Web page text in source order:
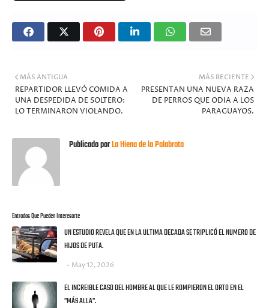
MÁS RECIENTE
PRESENTAN UNA NUEVA RAZA
DE PERROS QUE ODIA A LOS
PARAGUAYOS.
MÁS ANTIGUA
REPARTIDOR LLEVÓ COMIDA A
UNA DESPEDIDA DE SOLTERO:
LO TERMINARON VIOLANDO.
Publicado porLa Hiena de la Palabrota
Entradas Que Pueden Interesarte
UN ESTUDIO REVELA QUE EN LA ULTIMA DECADA SE TRIPLICÓ EL NUMERO DE
HIJOS DE PUTA.
May 12, 2026
EL INCREIBLE CASO DEL HOMBRE AL QUE LE ROMPIERON EL ORTO EN EL
"MÁS ALLA".